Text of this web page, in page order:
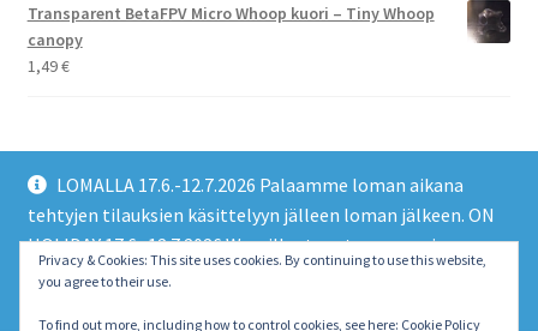
LOMALLA 17.6.-12.7.2026 Palaamme loman aikana
tehtyjen tilauksien käsittelyyn jälleen loman jälkeen. ON
HOLIDAY 17.6.-12.7.2026 We will return to processing
orders made during the holiday again after the holiday.
Transparent BetaFPV Micro Whoop kuori – Tiny Whoop
canopy
1,49€
© EMO FPV Drones 2026
Built with WooCommerce
Privacy & Cookies: This site uses cookies. By continuing to use this website,
you agree to their use.
To find out more, including how to control cookies, see here: Cookie Policy